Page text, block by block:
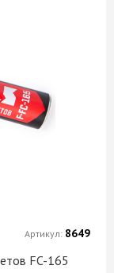
FC-165
Артикул: 8649